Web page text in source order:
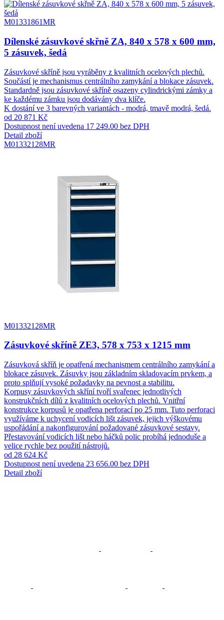
M01331861MR
Dílenské zásuvkové skřně ZA, 840 x 578 x 600 mm,
5 zásuvek, šedá
Zásuvkové skříně jsou vyráběny z kvalitních ocelových plechů.
Součástí je mechanismus centrálního zamykání a blokace zásuvek.
Standardně jsou zásuvkové skříně osazeny cylindrickými zámky a
ke každému zámku jsou dodávány dva klíče.
K dostání ve 3 barevných variantách - modrá, tmavě modrá, šedá.
od 20 871 Kč
Dostupnost není uvedena 17 249.00 bez DPH
Detail zboží
M01332128MR
M01332128MR
Zásuvkové skříně ZE3, 578 x 753 x 1215 mm
Zásuvková skříň je opatřená mechanismem centrálního zamykání a
blokace zásuvek. Zásuvky jsou základním skladovacím prvkem, a
proto splňují vysoké požadavky na pevnost a stabilitu.
Korpusy zásuvkových skříní tvoří svařenec jednotlivých
konstrukčních dílů z kvalitních ocelových plechů. Vnitřní
konstrukce korpusů je opatřena perforací po 25 mm. Tuto perforaci
využíváme k uchycení vodicích lišt zásuvek, jejich výškovému
uspořádání a nakonfigurování požadované zásuvkové sestavy.
Přestavování vodicích lišt nebo háčků polic probíhá jednoduše a
velice rychle bez použití nástrojů.
od 28 624 Kč
Dostupnost není uvedena 23 656.00 bez DPH
Detail zboží